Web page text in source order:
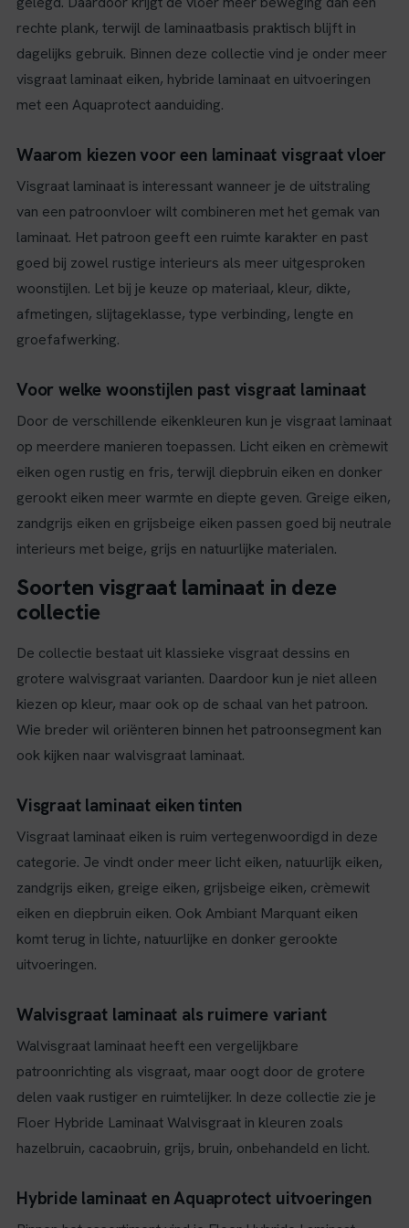
rechte plank, terwijl de laminaatbasis praktisch blijft in
dagelijks gebruik. Binnen deze collectie vind je onder meer
visgraat laminaat eiken, hybride laminaat en uitvoeringen
met een Aquaprotect aanduiding.
Waarom kiezen voor een laminaat visgraat vloer
Visgraat laminaat is interessant wanneer je de uitstraling
van een patroonvloer wilt combineren met het gemak van
laminaat. Het patroon geeft een ruimte karakter en past
goed bij zowel rustige interieurs als meer uitgesproken
woonstijlen. Let bij je keuze op materiaal, kleur, dikte,
afmetingen, slijtageklasse, type verbinding, lengte en
groefafwerking.
Voor welke woonstijlen past visgraat laminaat
Door de verschillende eikenkleuren kun je visgraat laminaat
op meerdere manieren toepassen. Licht eiken en crèmewit
eiken ogen rustig en fris, terwijl diepbruin eiken en donker
gerookt eiken meer warmte en diepte geven. Greige eiken,
zandgrijs eiken en grijsbeige eiken passen goed bij neutrale
interieurs met beige, grijs en natuurlijke materialen.
Soorten visgraat laminaat in deze
collectie
De collectie bestaat uit klassieke visgraat dessins en
grotere walvisgraat varianten. Daardoor kun je niet alleen
kiezen op kleur, maar ook op de schaal van het patroon.
Wie breder wil oriënteren binnen het patroonsegment kan
ook kijken naar walvisgraat laminaat.
Visgraat laminaat eiken tinten
Visgraat laminaat eiken is ruim vertegenwoordigd in deze
categorie. Je vindt onder meer licht eiken, natuurlijk eiken,
zandgrijs eiken, greige eiken, grijsbeige eiken, crèmewit
eiken en diepbruin eiken. Ook Ambiant Marquant eiken
komt terug in lichte, natuurlijke en donker gerookte
uitvoeringen.
Walvisgraat laminaat als ruimere variant
Walvisgraat laminaat heeft een vergelijkbare
patroonrichting als visgraat, maar oogt door de grotere
delen vaak rustiger en ruimtelijker. In deze collectie zie je
Floer Hybride Laminaat Walvisgraat in kleuren zoals
hazelbruin, cacaobruin, grijs, bruin, onbehandeld en licht.
Hybride laminaat en Aquaprotect uitvoeringen